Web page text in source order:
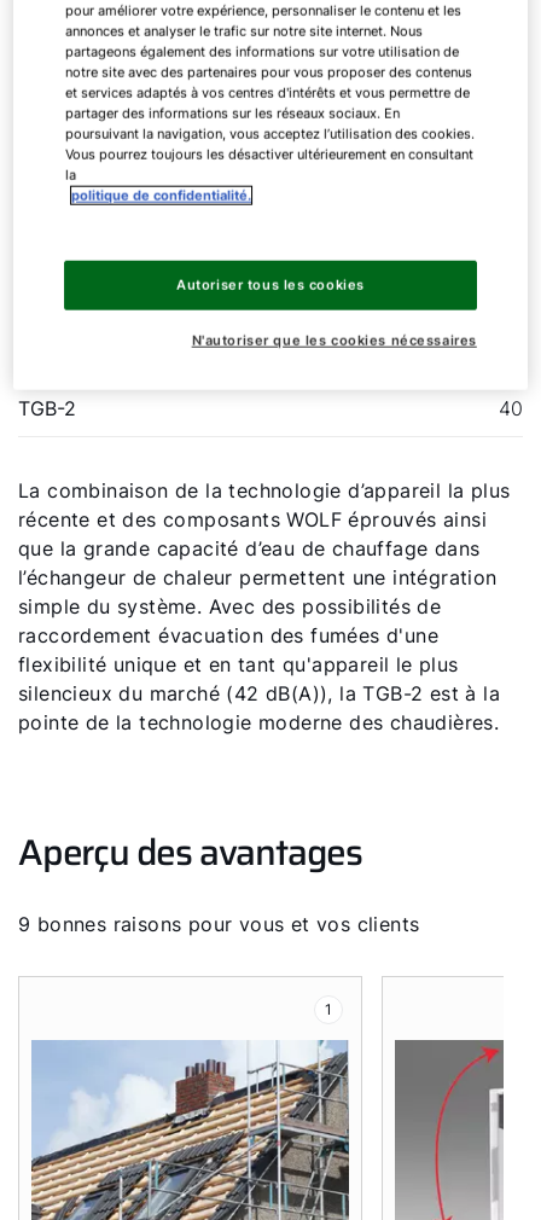
Que ce soit en tant que générateur de chaleur
individuel économique ou en tant que solution
hybride pouvant bénéficier d’aides financières :
Avec ses trois puissances (20,30 et 40 kW), la
nouvelle chaudière à gaz est la solution universelle
pour la modernisation du chauffage et convient
également parfaitement aux projets de nouvelles
TGB-2 40
La combinaison de la technologie d’appareil la plus
récente et des composants WOLF éprouvés ainsi
que la grande capacité d’eau de chauffage dans
l’échangeur de chaleur permettent une intégration
simple du système. Avec des possibilités de
raccordement évacuation des fumées d'une
flexibilité unique et en tant qu'appareil le plus
silencieux du marché (42 dB(A)), la TGB-2 est à la
pointe de la technologie moderne des chaudières.
Aperçu des avantages
9 bonnes raisons pour vous et vos clients
1
Comment pouvons-nous vous aider ?
Assistance technique
Administration des ventes
pour améliorer votre expérience, personnaliser le contenu et les
annonces et analyser le trafic sur notre site internet. Nous
partageons également des informations sur votre utilisation de
notre site avec des partenaires pour vous proposer des contenus
et services adaptés à vos centres d'intérêts et vous permettre de
partager des informations sur les réseaux sociaux. En
poursuivant la navigation, vous acceptez l’utilisation des cookies.
Vous pourrez toujours les désactiver ultérieurement en consultant
la
politique de confidentialité.
N'autoriser que les cookies nécessaires
Autoriser tous les cookies